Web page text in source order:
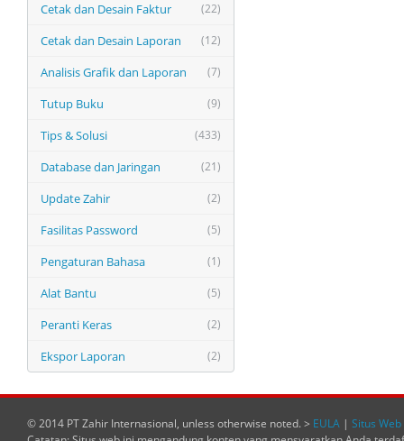
(22)
Cetak dan Desain Faktur
(12)
Cetak dan Desain Laporan
(7)
Analisis Grafik dan Laporan
(9)
Tutup Buku
(433)
Tips & Solusi
(21)
Database dan Jaringan
(2)
Update Zahir
(5)
Fasilitas Password
(1)
Pengaturan Bahasa
(5)
Alat Bantu
(2)
Peranti Keras
(2)
Ekspor Laporan
© 2014 PT Zahir Internasional, unless otherwise noted. > EULA | Situs